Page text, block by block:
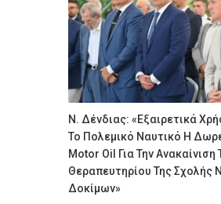
Ν. Δένδιας: «Εξαιρετικά
Το Πολεμικό Ναυτικό Η
Motor Oil Για Την Ανακαίνιση
Θεραπευτηρίου Της Σχολής
Δοκίμων»